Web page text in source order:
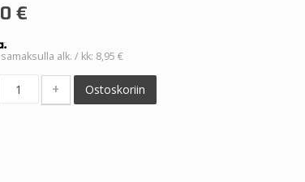
€
alk. / kk: 8,95 €
+ Ostoskoriin